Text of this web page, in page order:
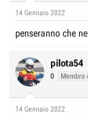
s
14 Gennaio 2022
penseranno che
pilota54
0 Membro
14 Gennaio 2022